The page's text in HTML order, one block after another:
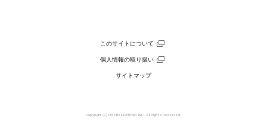
このサイトについて
個人情報の取り扱い
サイトマップ
Copyright (C) USHIO LIGHTING, INC. All Rights Reserved.